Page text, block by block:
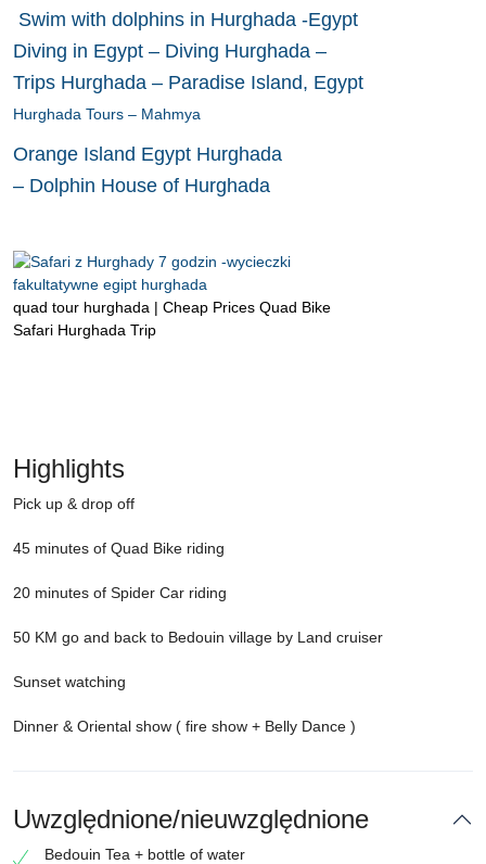
Swim with dolphins in Hurghada -Egypt
Diving in Egypt – Diving Hurghada –
Trips Hurghada – Paradise Island, Egypt
Hurghada Tours – Mahmya
Orange Island Egypt Hurghada
– Dolphin House of Hurghada
quad tour hurghada | Cheap Prices Quad Bike
Safari Hurghada Trip
Highlights
Pick up & drop off
45 minutes of Quad Bike riding
20 minutes of Spider Car riding
50 KM go and back to Bedouin village by Land cruiser
Sunset watching
Dinner & Oriental show ( fire show + Belly Dance )
Uwzględnione/nieuwzględnione
Bedouin Tea + bottle of water